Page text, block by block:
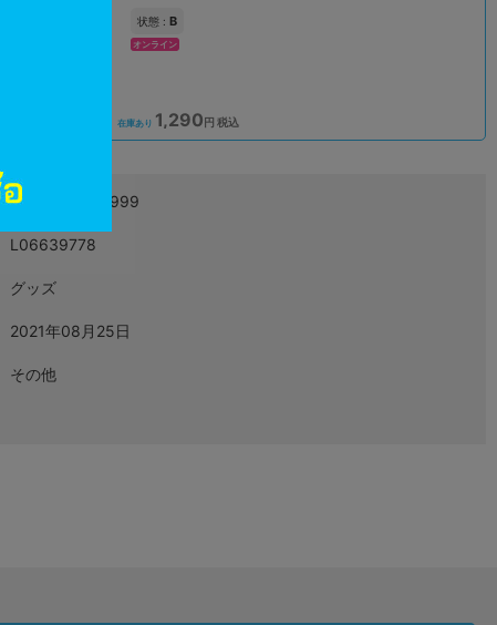
状態 : B
オンライン
在庫あり 1,290 円 税込
4999999999999
L06639778
グッズ
2021年08月25日
その他